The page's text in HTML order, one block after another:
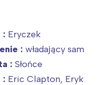
: Eryczek
: władający sam
: Słońce
: Eric Clapton, Eryk